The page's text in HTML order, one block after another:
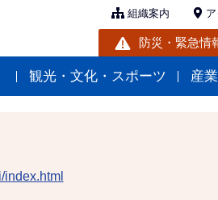
組織案内
防災・緊急情
観光・文化・スポーツ 産